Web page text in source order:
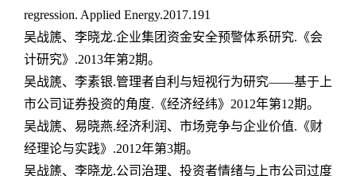
regression. Applied Energy.2017.191
吴战篪、李晓龙.企业集团资金安全预警体系研究. 《会
计研究》 .2013年第2期。
吴战篪、李素银.管理者自利与短视行为研究——基于上
市公司证券投资的角度. 《经济经纬》 2012年第12期。
吴战篪、易晓燕.经济利润、市场竞争与企业价值. 《财
经理论与实践》 .2012年第3期。
吴战篪、李晓龙.公司治理、投资者情绪与上市公司过度